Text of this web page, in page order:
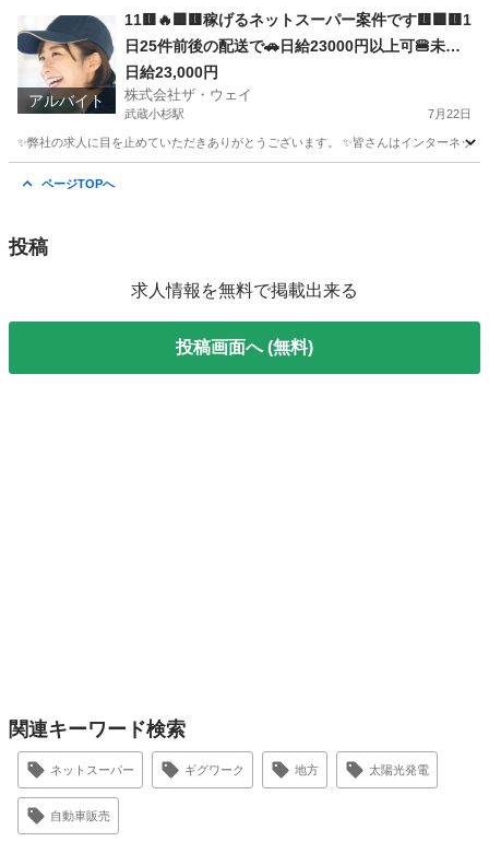
鷺沼駅 ドライバー ネットスーパー
アルバイト
11🟨🔥🟪🟨稼げるネットスーパー案件です🟨🟪🟨1
日25件前後の配送で🚗日給23000円以上可🍔未経
験者大歓迎📢📢📢
日給23,000円
株式会社ザ・ウェイ
武蔵小杉駅 7月22日
✨弊社の求人に目を止めていただきありがとうございます。 ✨皆さんはインターネッ
ページTOPへ
投稿
求人情報を無料で掲載出来る
投稿画面へ (無料)
関連キーワード検索
ネットスーパー ギグワーク 地方 太陽光発電
自動車販売